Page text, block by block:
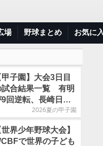
場 野球まとめ お気に
甲子園】大会3日目
試合結果一覧 有明
9回逆転、長崎日大
15得点で大勝2026夏の甲子園
世界少年野球大会】
で世界の子ども